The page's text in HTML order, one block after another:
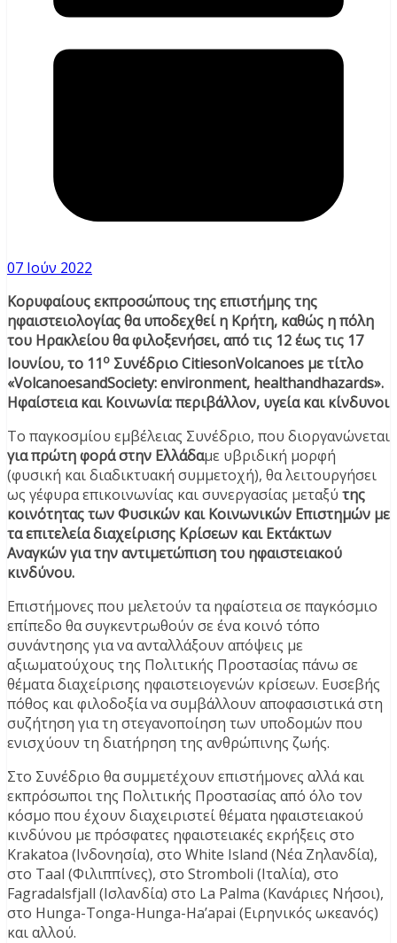
07 Ιούν 2022
Κορυφαίους εκπροσώπους της επιστήμης της
ηφαιστειολογίας θα υποδεχθεί η Κρήτη, καθώς η πόλη
του Ηρακλείου θα φιλοξενήσει, από τις 12 έως τις 17
Ιουνίου, το 11ο Συνέδριο CitiesonVolcanoes με τίτλο
«VolcanoesandSociety: environment, healthandhazards».
Ηφαίστεια και Κοινωνία: περιβάλλον, υγεία και κίνδυνοι
Το παγκοσμίου εμβέλειας Συνέδριο, που διοργανώνεται
για πρώτη φορά στην Ελλάδαμε υβριδική μορφή
(φυσική και διαδικτυακή συμμετοχή), θα λειτουργήσει
ως γέφυρα επικοινωνίας και συνεργασίας μεταξύ της
κοινότητας των Φυσικών και Κοινωνικών Επιστημών με
τα επιτελεία διαχείρισης Κρίσεων και Εκτάκτων
Αναγκών για την αντιμετώπιση του ηφαιστειακού
κινδύνου.
Επιστήμονες που μελετούν τα ηφαίστεια σε παγκόσμιο
επίπεδο θα συγκεντρωθούν σε ένα κοινό τόπο
συνάντησης για να ανταλλάξουν απόψεις με
αξιωματούχους της Πολιτικής Προστασίας πάνω σε
θέματα διαχείρισης ηφαιστειογενών κρίσεων. Ευσεβής
πόθος και φιλοδοξία να συμβάλλουν αποφασιστικά στη
συζήτηση για τη στεγανοποίηση των υποδομών που
ενισχύουν τη διατήρηση της ανθρώπινης ζωής.
Στο Συνέδριο θα συμμετέχουν επιστήμονες αλλά και
εκπρόσωποι της Πολιτικής Προστασίας από όλο τον
κόσμο που έχουν διαχειριστεί θέματα ηφαιστειακού
κινδύνου με πρόσφατες ηφαιστειακές εκρήξεις στο
Krakatoa (Ινδονησία), στο White Island (Νέα Ζηλανδία),
στο Taal (Φιλιππίνες), στο Stromboli (Ιταλία), στο
Fagradalsfjall (Ισλανδία) στο La Palma (Κανάριες Νήσοι),
στο Hunga-Tonga-Hunga-Ha’apai (Ειρηνικός ωκεανός)
και αλλού.